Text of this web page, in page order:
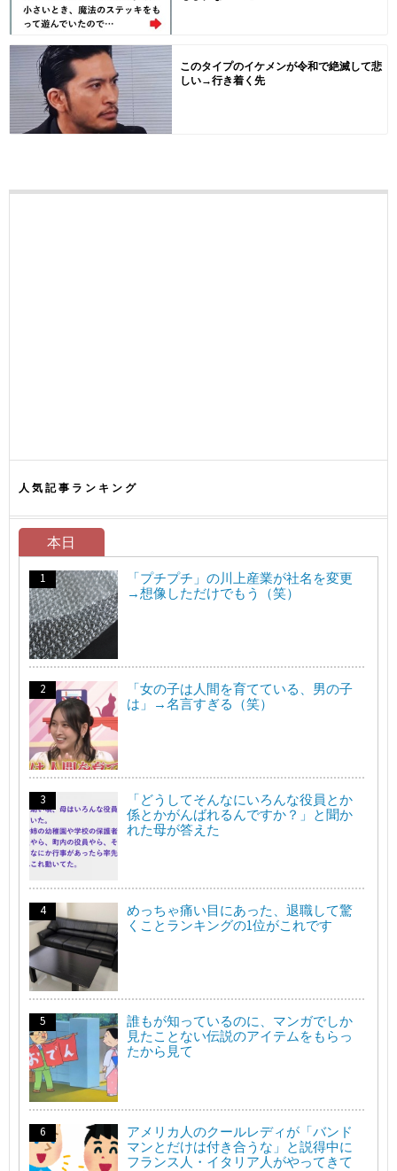
このタイプのイケメンが令和で絶滅して悲
しい→行き着く先
人気記事ランキング
本日
「プチプチ」の川上産業が社名を変更
→想像しただけでもう（笑）
「女の子は人間を育てている、男の子
は」→名言すぎる（笑）
「どうしてそんなにいろんな役員とか
係とかがんばれるんですか？」と聞か
れた母が答えた
めっちゃ痛い目にあった、退職して驚
くことランキングの1位がこれです
誰もが知っているのに、マンガでしか
見たことない伝説のアイテムをもらっ
たから見て
アメリカ人のクールレディが「バンド
マンとだけは付き合うな」と説得中に
フランス人・イタリア人がやってきて